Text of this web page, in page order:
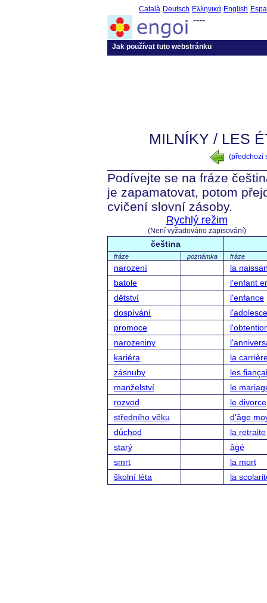
Català Deutsch Ελληνικά English
----
Jak používat tuto webstránku
MILNÍKY / LES
(předchozí
Podívejte se na fráze
je zapamatovat, potom
cvičení slovní zásoby.
Rychlý režim
(Není vyžadováno zapisování)
čeština
fráze poznámka fráze
narození
la
batole
l'enfant
dětství
l'enfance
dospívání
promoce
narozeniny
kariéra
la
zásnuby
les
manželství
le
rozvod
le divorce
středního věku
d'âge
důchod
la retraite
starý
âgé
smrt
la mort
školní léta
la